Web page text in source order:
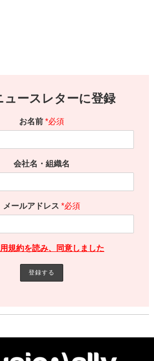
ュースレターに登録
お名前 *必須
会社名・組織名
メールアドレス *必須
規約を読み、同意しました